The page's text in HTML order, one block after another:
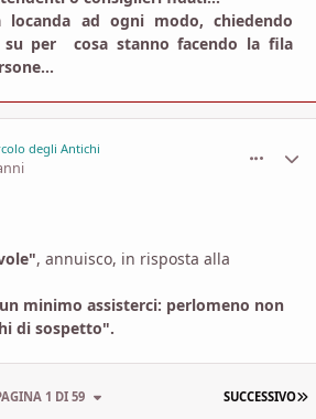
locanda ad ogni modo, chiedendo
su per cosa stanno facendo la fila
degli Antichi
, annuisco, in risposta alla
minimo assisterci: perlomeno non
di sospetto".
SUCCESSIVO
1 DI 59